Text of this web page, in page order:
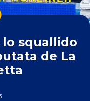
lo squallido
de La